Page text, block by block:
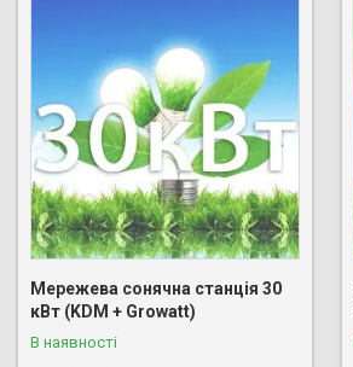
Мережева сонячна станція 30
кВт (KDM + Growatt)
В наявності